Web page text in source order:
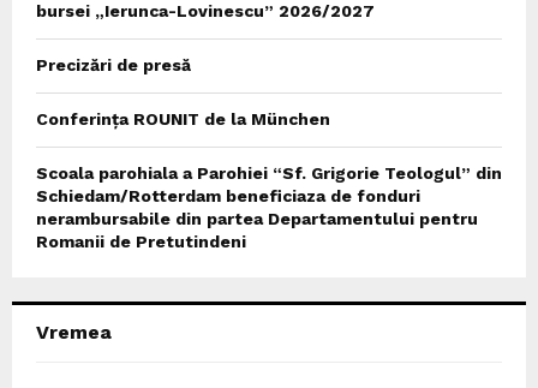
bursei „Ierunca-Lovinescu” 2026/2027
Precizări de presă
Conferința ROUNIT de la München
Scoala parohiala a Parohiei “Sf. Grigorie Teologul” din
Schiedam/Rotterdam beneficiaza de fonduri
nerambursabile din partea Departamentului pentru
Romanii de Pretutindeni
Vremea